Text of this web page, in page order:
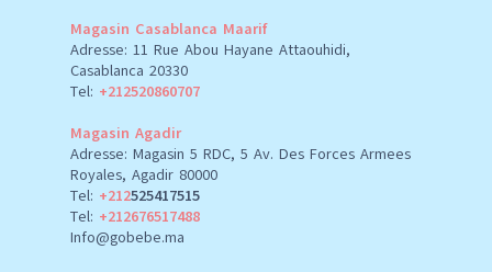
Magasin Casablanca Maarif
Adresse: 11 Rue Abou Hayane Attaouhidi,
Casablanca 20330
Tel: +212520860707
Magasin Agadir
Adresse: Magasin 5 RDC, 5 Av. Des Forces Armees
Royales, Agadir 80000
Tel: +212525417515
Tel: +212676517488
Info@gobebe.ma